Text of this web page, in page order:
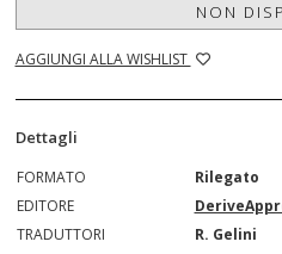
NON
AGGIUNGI ALLA WISHLIST
Dettagli
FORMATO
Rilegato
EDITORE
TRADUTTORI
R. Gelini